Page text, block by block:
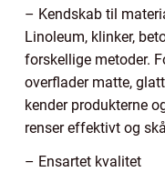
– Kendskab til
Linoleum, klinker,
forskellige metoder.
overflader matte,
kender produkterne
renser effektivt og
– Ensartet kvalitet